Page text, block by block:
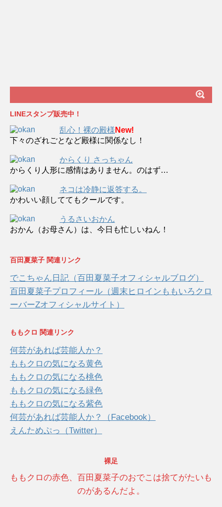
LINEスタンプ販売中！
乱心！裸の殿様 New!
下々のざれごとなど殿様に関係なし！
からくり さっちゃん
からくり人形に感情はありません。のはず…
ネコは冷静に返答する。
かわいい顔しててもクールです。
うるさいおかん
おかん（お母さん）は、今日も忙しいねん！
百田夏菜子 関連リンク
でこちゃん日記（百田夏菜子オフィシャルブログ）
百田夏菜子プロフィール（週末ヒロインももいろクロ
ーバーZオフィシャルサイト）
ももクロ 関連リンク
何芸があれば芸能人か？
ももクロの気になる黄色
ももクロの気になる桃色
ももクロの気になる緑色
ももクロの気になる紫色
何芸があれば芸能人か？（Facebook）
えんためぷっ（Twitter）
裸足
ももクロの赤色、百田夏菜子のおでこは捨てがたいも
のがあるんだよ。